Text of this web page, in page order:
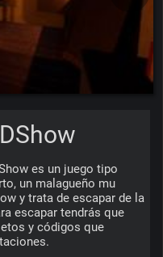
es un juego tipo
un malagueño mu
y trata de escapar de la
escapar tendrás que
y códigos que